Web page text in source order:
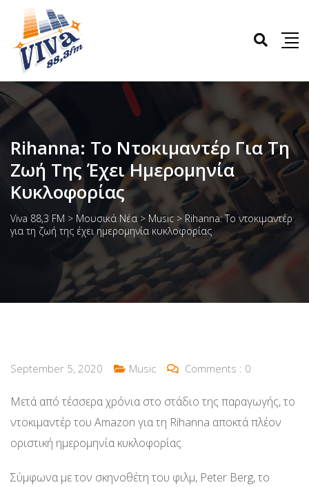
Rihanna: Το Ντοκιμαντέρ Για Τη
Ζωή Της Έχει Ημερομηνία
Κυκλοφορίας
Viva 88,3 FM > Μουσικά Νέα > Music > Rihanna: Το ντοκιμαντέρ
για τη ζωή της έχει ημερομηνία κυκλοφορίας
September 5, 2020 Music Comments : 0
Μετά από τέσσερα χρόνια στο στάδιο της παραγωγής, το
ντοκιμαντέρ του Amazon για τη Rihanna αποκτά πλέον
οριστική ημερομηνία κυκλοφορίας.
Σύμφωνα με τον σκηνοθέτη του φιλμ, Peter Berg, το